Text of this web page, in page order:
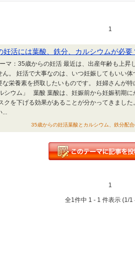
1
妊活には葉酸、鉄分、カルシウムが必要
マ：35歳からの妊活 最近は、出産年齢も上昇
ん。 妊活で大事なのは、いつ妊娠してもいい
な栄養素を摂取したいものです。 妊婦さんが
シウム」 葉酸 葉酸は、妊娠前から妊娠初期
クを下げる効果があることが分かってきまし
...
35歳からの妊活葉酸とカルシウム、鉄分配
1
全1件中 1 - 1 件表示 (1/1